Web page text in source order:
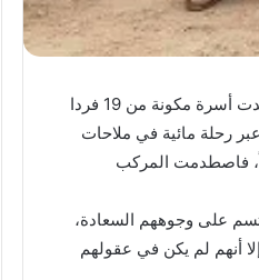
على غير المعتاد في شتاء فبراير وسوء الأحوال الجوية التي تضرب محافظة الإسكندرية، استعدت أسرة مكونة من 19 فردا
رحلة مائية في ملاحات
فاصطدمت المركب
على وجوههم السعادة،
أنهم لم يكن في عقولهم
قنديل” يكتب: هزيمة “ترامب”